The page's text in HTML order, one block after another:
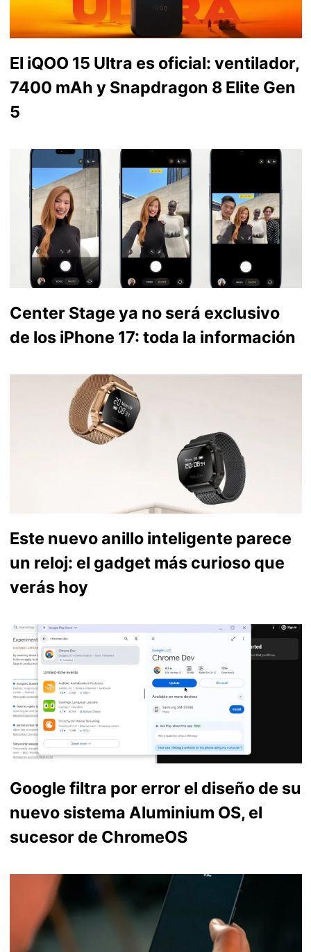
El iQOO 15 Ultra es oficial: ventilador,
7400 mAh y Snapdragon 8 Elite Gen
5
Center Stage ya no será exclusivo
de los iPhone 17: toda la información
Este nuevo anillo inteligente parece
un reloj: el gadget más curioso que
verás hoy
Google filtra por error el diseño de su
nuevo sistema Aluminium OS, el
sucesor de ChromeOS